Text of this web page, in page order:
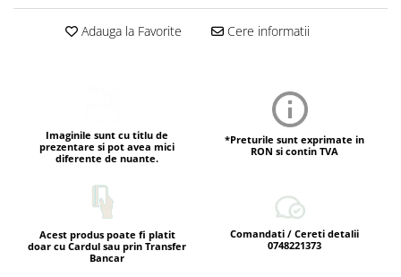
Adauga la Favorite Cere informatii
Imaginile sunt cu titlu de
prezentare si pot avea mici
diferente de nuante.
*Preturile sunt exprimate in
RON si contin TVA
Acest produs poate fi platit
doar cu Cardul sau prin Transfer
Bancar
Comandati / Cereti detalii
0748221373